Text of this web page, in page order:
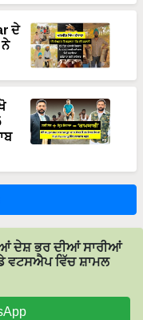
ਦੇ
ਨੇ
ਦੇਸ਼ ਭਰ ਦੀਆਂ ਸਾਰੀਆਂ
ਵਟਸਐਪ ਵਿੱਚ ਸ਼ਾਮਲ